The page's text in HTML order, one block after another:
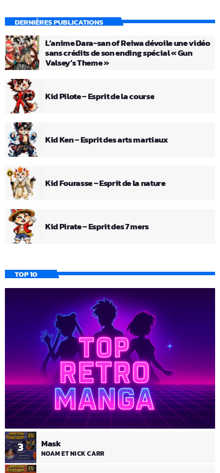
DERNIÈRES PUBLICATIONS
L’anime Dara-san of Reiwa dévoile une vidéo
sans crédits de son ending spécial « Gun
Valsey’s Theme »
Kid Pilote – Esprit de la course
Kid Ken – Esprit des arts martiaux
Kid Fourasse – Esprit de la nature
Kid Pirate – Esprit des 7 mers
TOP 10
3 Mask
NOAM ET NICK CARR